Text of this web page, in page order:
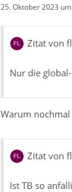
25. Oktober 2023
Zitat von
Nur die
Warum
Zitat von
Ist TB so